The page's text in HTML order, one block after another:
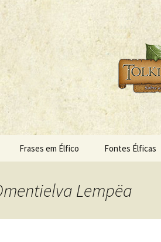
e o Élfico
dos Anéis
Frases em Élfico Fontes Élficas
Lempëa